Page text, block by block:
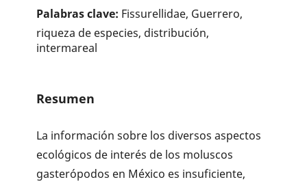
Palabras clave: Fissurellidae, Guerrero,
riqueza de especies, distribución,
intermareal
Resumen
La información sobre los diversos aspectos
ecológicos de interés de los moluscos
gasterópodos en México es insuficiente,